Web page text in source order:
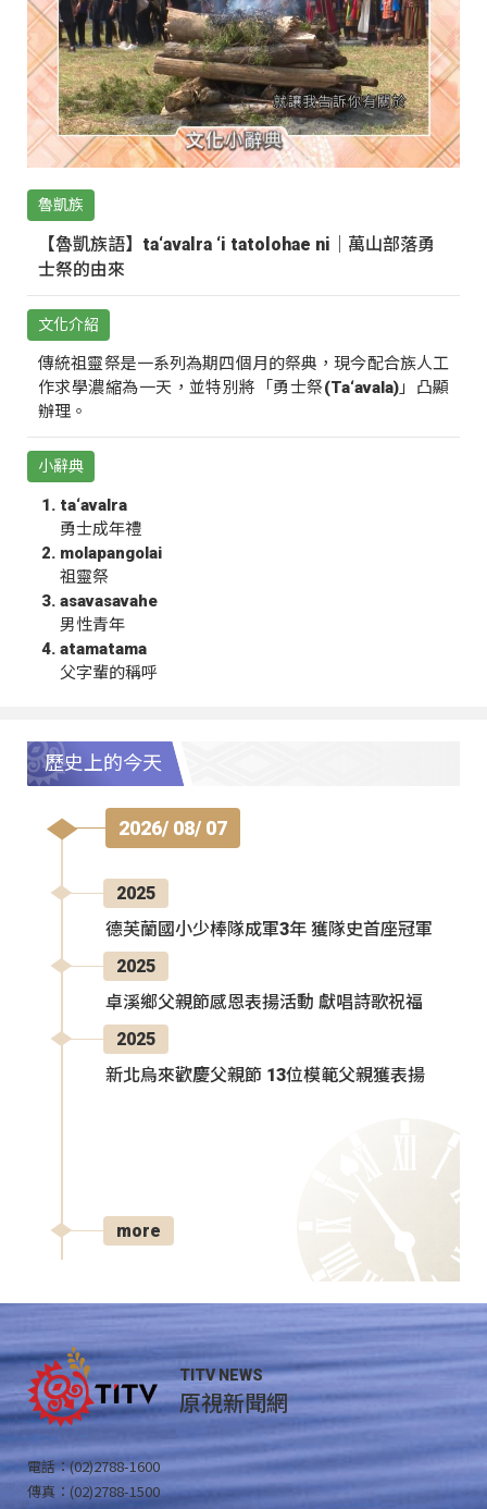
魯凱族
【魯凱族語】ta‘avalra ‘i tatolohae ni｜萬山部落勇
士祭的由來
文化介紹
傳統祖靈祭是一系列為期四個月的祭典，現今配合族人工
作求學濃縮為一天，並特別將「勇士祭(Ta‘avala)」凸顯
辦理。
小辭典
ta‘avalra
勇士成年禮
molapangolai
祖靈祭
asavasavahe
男性青年
atamatama
父字輩的稱呼
歷史上的今天
2026/ 08/ 07
2025
德芙蘭國小少棒隊成軍3年 獲隊史首座冠軍
2025
卓溪鄉父親節感恩表揚活動 獻唱詩歌祝福
2025
新北烏來歡慶父親節 13位模範父親獲表揚
more
TITV NEWS
原視新聞網
電話：(02)2788-1600
傳真：(02)2788-1500